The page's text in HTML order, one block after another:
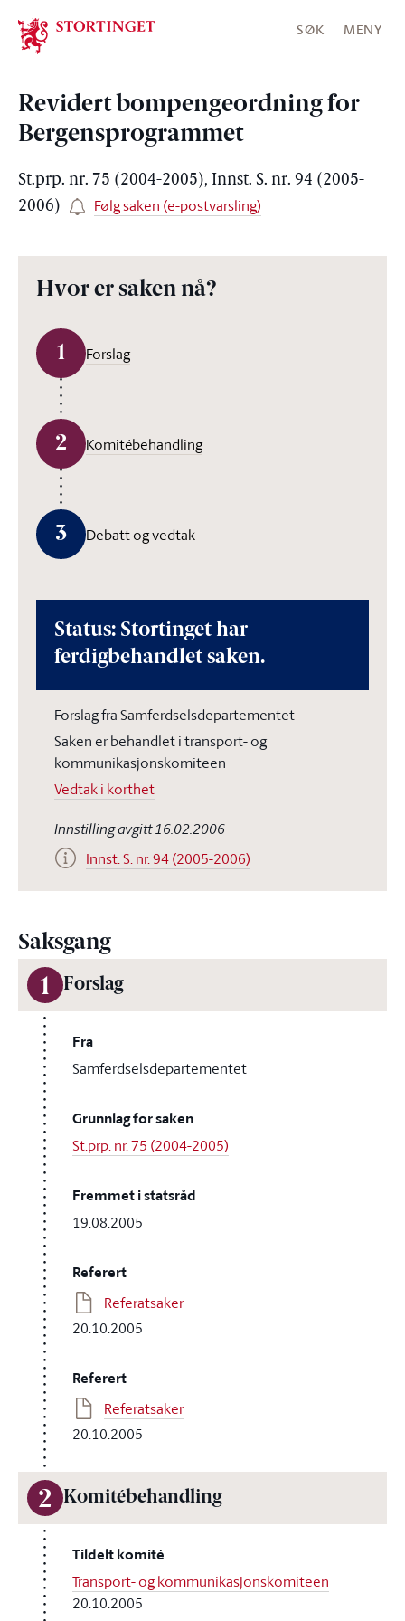
Stortinget.no
SØK MENY
Revidert bompengeordning for
Bergensprogrammet
St.prp. nr. 75 (2004-2005), Innst. S. nr. 94 (2005-
2006)
Følg saken (e-postvarsling)
Hvor er saken nå?
1 Forslag
2 Komitébehandling
3 Debatt og vedtak
Status: Stortinget har
ferdigbehandlet saken.
Forslag fra Samferdselsdepartementet
Saken er behandlet i transport- og
kommunikasjonskomiteen
Vedtak i korthet
Innstilling avgitt 16.02.2006
Innst. S. nr. 94 (2005-2006)
Saksgang
1 Forslag
Fra
Samferdselsdepartementet
Grunnlag for saken
St.prp. nr. 75 (2004-2005)
Fremmet i statsråd
19.08.2005
Referert
Referatsaker
20.10.2005
Referert
Referatsaker
20.10.2005
2 Komitébehandling
Tildelt komité
Transport- og kommunikasjonskomiteen
20.10.2005